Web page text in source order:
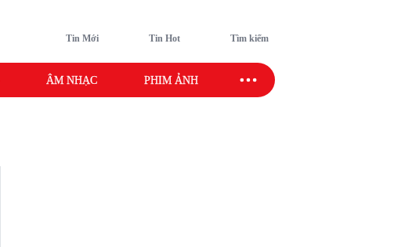
Tin Mới Tin Hot Tìm kiếm
ÂM NHẠC PHIM ẢNH SAO SPORT